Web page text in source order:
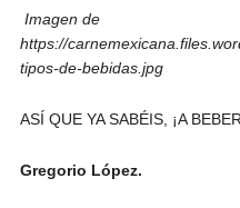
Imagen de
https://
tipos-de-bebidas.jpg
ASÍ QUE YA SABÉIS, ¡A
Gregorio López.